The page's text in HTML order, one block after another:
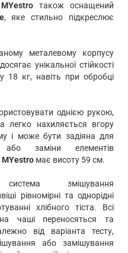
MYestro також оснащений
, яке стильно підкреслює
металевому корпусу
унікальної стійкості
18 кг, навіть при обробці
однією рукою,
легко нахиляється вгору
і може бути задіяна для
або заміни елементів
MYestro має висоту 59 см.
змішування
рівномірні та однорідні
хлібного тіста. Всі
чаші переносяться та
від варіанта тесту,
або замішування